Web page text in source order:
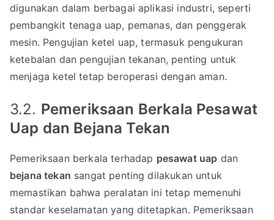
digunakan dalam berbagai aplikasi industri, seperti
pembangkit tenaga uap, pemanas, dan penggerak
mesin. Pengujian ketel uap, termasuk pengukuran
ketebalan dan pengujian tekanan, penting untuk
menjaga ketel tetap beroperasi dengan aman.
3.2. Pemeriksaan Berkala Pesawat
Uap dan Bejana Tekan
Pemeriksaan berkala terhadap pesawat uap dan
bejana tekan sangat penting dilakukan untuk
memastikan bahwa peralatan ini tetap memenuhi
standar keselamatan yang ditetapkan. Pemeriksaan